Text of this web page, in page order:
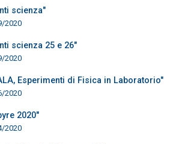
scienza"
2020
scienza 25 e 26"
2020
Esperimenti di Fisica in Laboratorio"
2020
2020"
2020